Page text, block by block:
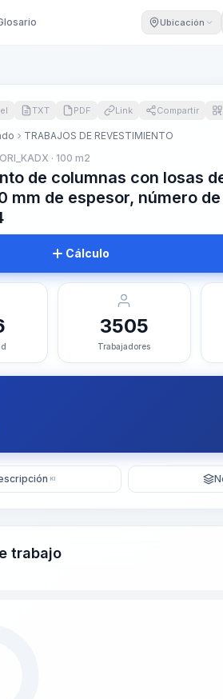
Ubicación
TXT PDF Link Compartir
TRABAJOS DE REVESTIMIENTO
· 100 m2
de columnas con losas
mm de espesor, número de
Cálculo
3505
Trabajadores
KI
trabajo